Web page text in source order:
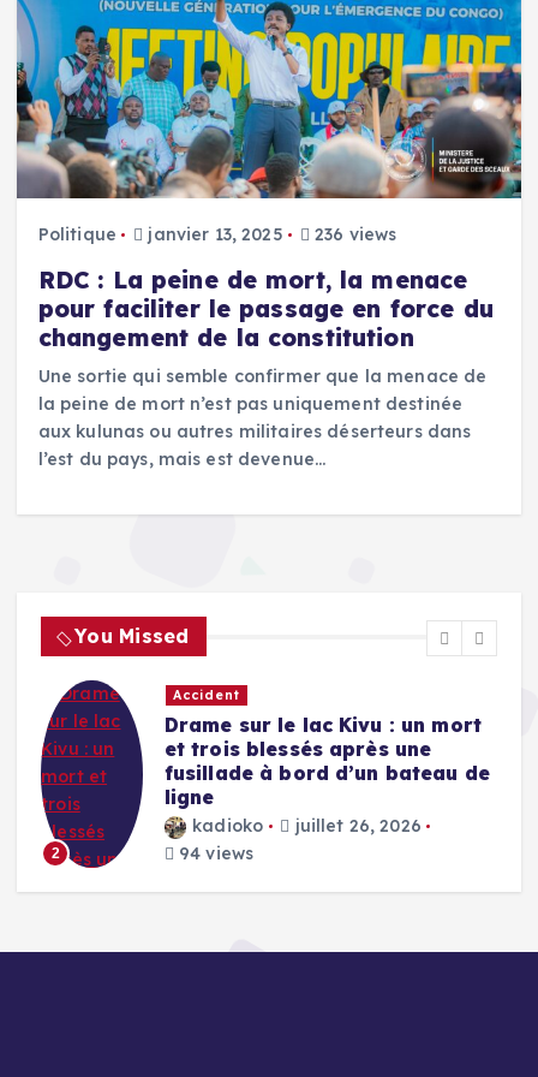
Politique janvier 13, 2025 236 views
RDC : La peine de mort, la menace
pour faciliter le passage en force du
changement de la constitution
Une sortie qui semble confirmer que la menace de
la peine de mort n’est pas uniquement destinée
aux kulunas ou autres militaires déserteurs dans
l’est du pays, mais est devenue…
You Missed
2
Accident
Drame sur le lac Kivu : un mort
et trois blessés après une
fusillade à bord d’un bateau de
ligne
kadioko
juillet 26, 2026
94 views